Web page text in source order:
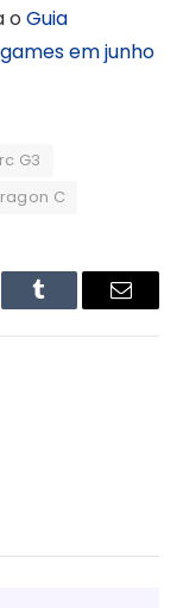
o Guia
em junho
G3
C
Tumblr Email